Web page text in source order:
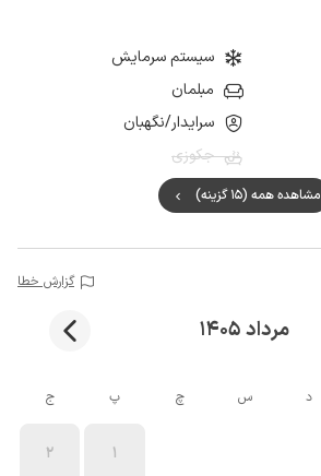
سیستم سرمایش
مبلمان
سرایدار/نگهبان
جکوزی
مشاهده همه (15 گزینه)
گزارش خطا
مرداد 1405
د س چ پ ج
1
2